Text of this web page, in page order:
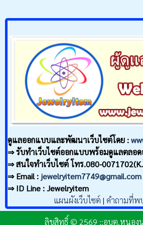
ดูแลออกแบบและพัฒนาเว็บไซต์โดย :
⇒ รับทำเว็บไซต์ออกแบบพร้อมดูแลตลอด
⇒ สนใจทำเว็บไซต์ โทร.080-
⇒ Email : jewelryitem7749@gmail.com
⇒ ID Line : Jewelryitem
แผนผังเว็บไซต์ | คำถามที่พ
ลิขสิทธิ์ © 2569 ::อบต.หนองน